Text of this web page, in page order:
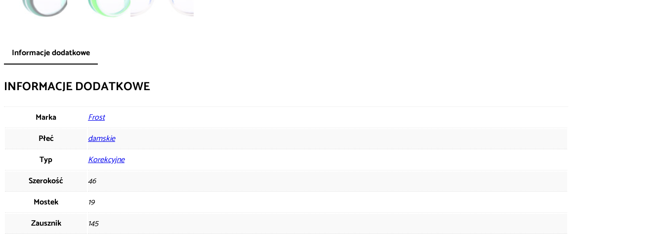
Informacje dodatkowe
INFORMACJE DODATKOWE
Marka
Frost
Płeć
damskie
Typ
Korekcyjne
Szerokość
46
Mostek
19
Zausznik
145